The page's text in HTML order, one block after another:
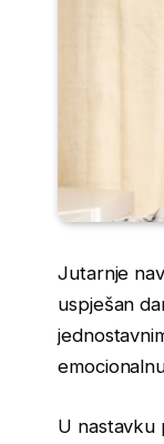
Jutarnje
uspješan
U nastavku